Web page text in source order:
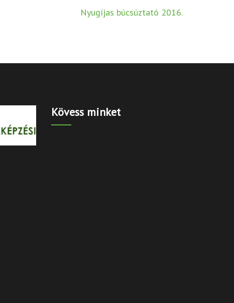
Nyugíjas búcsúztató 2016.
Kövess minket